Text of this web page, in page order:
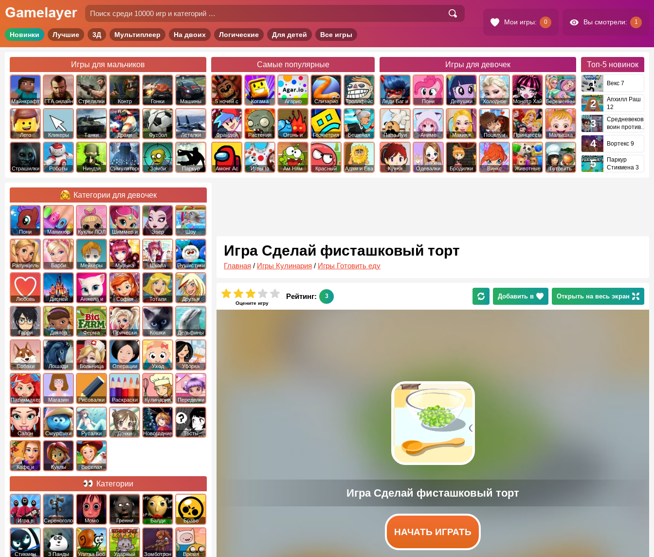
Мои игры: 0 Вы смотрели: 1
Новинки Лучшие 3Д Мультиплеер На двоих Логические Для детей Все игры
Игры для мальчиков
Майнкрафт ГТА онлайн Стрелялки
Контр
Страйк
Гонки Машины
Лего Кликеры Танки Драки Футбол Леталки
Страшилки Роботы Ниндзя Симуляторы Зомби Паркур
Самые популярные
5 ночей с
фредди
Когама Агарио Слизарио
Троллфейс
квест
Фрайдей
Найт
Фанкин
Растения
против
Зомби
Огонь и
Вода
Геометрия
Даш
Бешеная
бабка
сбежала из
психушки
Амонг Ас Игры Io Ам Ням
Красный
Адам и Ева
Игры для девочек
Леди Баг и
Супер Кот
Пони
Дружба это
Девушки
Эквестрии
Холодное
Сердце
Монстр Хай Беременные
Папа Луи Аниме Макияж Поцелуи
Принцессы
Диснея
Малышка
Хейзел
Кухня
Одевалки Бродилки Винкс Животные
Готовить
Топ-5 новинок
Векс 7
Апхилл Раш
12
Средневековый
воин против
Вортекс 9
Паркур
Стикмена 3
Игра Сделай фисташковый торт
Главная / Игры Кулинария / Игры Готовить еду
Оцените игру
Рейтинг: 3 Добавить в Открыть на весь экран
НАЧАТЬ ИГРАТЬ
Категории для девочек
Пони
креатор
Маникюр Куклы ЛОЛ
Шиммер и
Шайн
Эвер
Афтер Хай
Шоу
дельфинов
Рапунцель Барби Мейкеры Музыка Школа Пушистики
Любовь Дисней
Анжела и
том
София
Прекрасная
Тотали
Спайс
Друзья
ангелов
Гарри
Поттер
Доктор
Плюшева
Ферма Прически Кошки Дельфины
Собаки Лошади Больница Операции Уход Уборка
Парикмахер Магазин Рисовалки Раскраски Кулинария Переделки
Салон Смурфики Русалки Дочки Новогодние Тесты
Кафе и
Куклы
Веселая
Категории
Игра в
Кальмара
Сиреноголовый Момо Гренни Балди
Браво
Старс
Стикмен 3 Панды Улитка Боб
Ударный
Зомботрон
Время